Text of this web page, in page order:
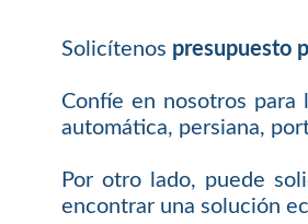
Solicítenos presupuesto
Confíe en nosotros
automática, persiana,
Por otro lado, puede
encontrar una solución